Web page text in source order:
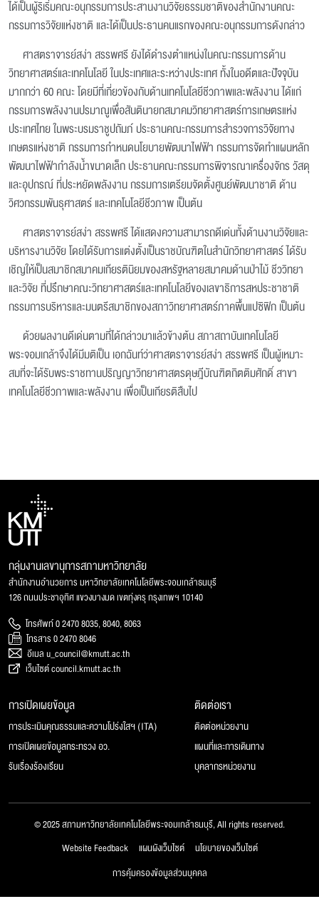
ได้เป็นผู้ริเริ่มคณะอนุกรรมการประสานงานวิจัยธรรมชาติของสำนักงานคณะ
กรรมการวิจัยแห่งชาติ และได้เป็นประธานคนแรกของคณะอนุกรรมการดังกล่าว
ศาสตราจารย์สง่า สรรพศรี ยังได้ดำรงตำแหน่งในคณะกรรมการด้าน
วิทยาศาสตร์และเทคโนโลยี ในประเทศและระหว่างประเทศ ทั้งในอดีตและปัจจุบัน
มากกว่า 60 คณะ โดยมีที่เกี่ยวข้องกับด้านเทคโนโลยีชีวภาพและพลังงาน ได้แก่
กรรมการพลังงานปรมาณูเพื่อสันตินายกสมาคมวิทยาศาสตร์การเกษตรแห่ง
ประเทศไทย ในพระบรมราชูปถัมภ์ ประธานคณะกรรมการสำรวจการวิจัยทาง
เกษตรแห่งชาติ กรรมการกำหนดนโยบายพัฒนาไฟฟ้า กรรมการจัดทำแผนหลัก
พัฒนาไฟฟ้ากำลังน้ำขนาดเล็ก ประธานคณะกรรมการพิจารณาเครื่องจักร วัสดุ
และอุปกรณ์ ที่ประหยัดพลังงาน กรรมการเตรียมจัดตั้งศูนย์พัฒนาชาติ ด้าน
วิศวกรรมพันธุศาสตร์ และเทคโนโลยีชีวภาพ เป็นต้น
ศาสตราจารย์สง่า สรรพศรี ได้แสดงความสามารถดีเด่นทั้งด้านงานวิจัยและ
บริหารงานวิจัย โดยได้รับการแต่งตั้งเป็นราชบัณฑิตในสำนักวิทยาศาสตร์ ได้รับ
เชิญให้เป็นสมาชิกสมาคมเกียรตินิยมของสหรัฐหลายสมาคมด้านป่าไม้ ชีววิทยา
และวิจัย ที่ปรึกษาคณะวิทยาศาสตร์และเทคโนโลยีของเลขาธิการสหประชาชาติ
กรรมการบริหารและมนตรีสมาชิกของสภาวิทยาศาสตร์ภาคพื้นแปซิฟิก เป็นต้น
ด้วยผลงานดีเด่นตามที่ได้กล่าวมาแล้วข้างต้น สภาสถาบันเทคโนโลยี
พระจอมเกล้าจึงได้มีมติเป็น เอกฉันท์ว่าศาสตราจารย์สง่า สรรพศรี เป็นผู้เหมาะ
สมที่จะได้รับพระราชทานปริญญาวิทยาศาสตรดุษฎีบัณฑิตกิตติมศักดิ์ สาขา
เทคโนโลยีชีวภาพและพลังงาน เพื่อเป็นเกียรติสืบไป
กลุ่มงานเลขานุการสภามหาวิทยาลัย
สำนักงานอำนวยการ มหาวิทยาลัยเทคโนโลยีพระจอมเกล้าธนบุรี
126 ถนนประชาอุทิศ แขวงบางมด เขตทุ่งครุ กรุงเทพฯ 10140
โทรศัพท์ 0 2470 8035, 8040, 8063
โทรสาร 0 2470 8046
อีเมล u_council@kmutt.ac.th
เว็บไซต์ council.kmutt.ac.th
การเปิดเผยข้อมูล
การประเมินคุณธรรมและความโปร่งใสฯ (ITA)
การเปิดเผยข้อมูลกระทรวง อว.
รับเรื่องร้องเรียน
ติดต่อเรา
ติดต่อหน่วยงาน
แผนที่และการเดินทาง
บุคลากรหน่วยงาน
© 2025 สภามหาวิทยาลัยเทคโนโลยีพระจอมเกล้าธนบุรี, All rights reserved.
Website Feedback
แผนผังเว็บไซต์
นโยบายของเว็บไซต์
การคุ้มครองข้อมูลส่วนบุคคล